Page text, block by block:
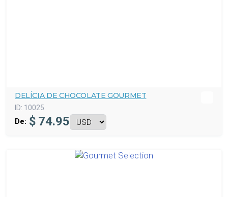
DELÍCIA DE CHOCOLATE GOURMET
ID: 10025
De: $ 74.95